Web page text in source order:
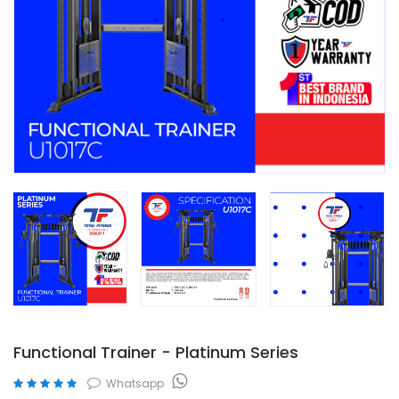
Functional Trainer - Platinum Series
Whatsapp